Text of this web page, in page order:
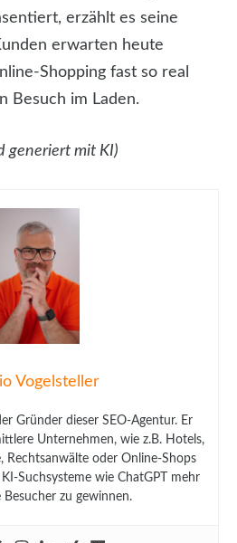
erzählt es seine
erwarten heute
Shopping fast so real
Besuch im Laden.
generiert mit KI)
Vogelsteller
Gründer dieser SEO-Agentur. Er
Unternehmen, wie z.B. Hotels,
Rechtsanwälte oder Online-Shops
Suchsysteme wie ChatGPT mehr
Besucher zu gewinnen.